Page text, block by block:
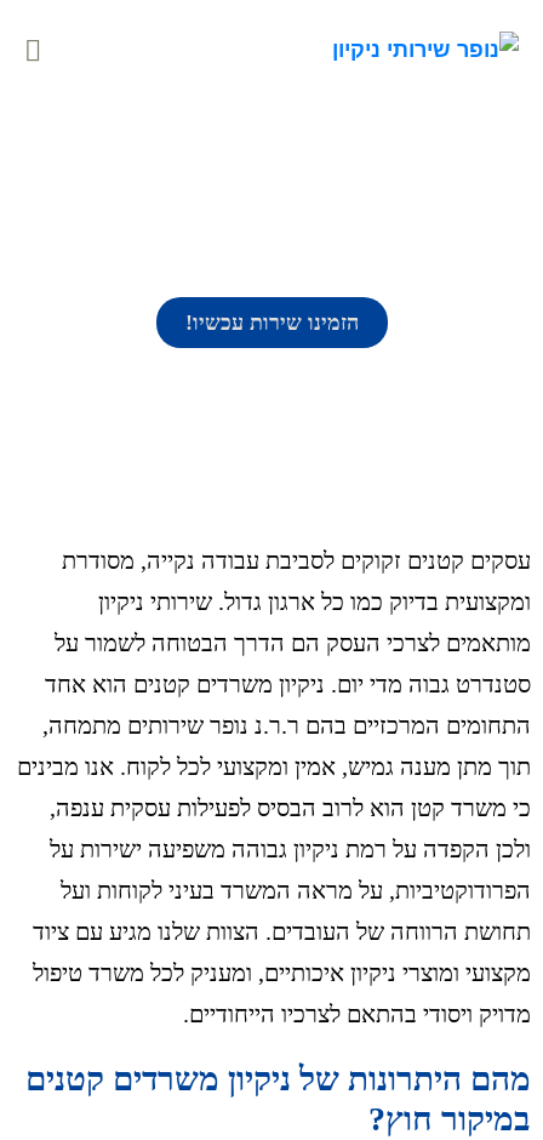
הזמינו שירות עכשיו!
עסקים קטנים זקוקים לסביבת עבודה נקייה, מסודרת
ומקצועית בדיוק כמו כל ארגון גדול. שירותי ניקיון
מותאמים לצרכי העסק הם הדרך הבטוחה לשמור על
סטנדרט גבוה מדי יום. ניקיון משרדים קטנים הוא אחד
התחומים המרכזיים בהם ר.ר.נ נופר שירותים מתמחה,
תוך מתן מענה גמיש, אמין ומקצועי לכל לקוח. אנו מבינים
כי משרד קטן הוא לרוב הבסיס לפעילות עסקית ענפה,
ולכן הקפדה על רמת ניקיון גבוהה משפיעה ישירות על
הפרודוקטיביות, על מראה המשרד בעיני לקוחות ועל
תחושת הרווחה של העובדים. הצוות שלנו מגיע עם ציוד
מקצועי ומוצרי ניקיון איכותיים, ומעניק לכל משרד טיפול
מדויק ויסודי בהתאם לצרכיו הייחודיים.
מהם היתרונות של ניקיון משרדים קטנים
במיקור חוץ?